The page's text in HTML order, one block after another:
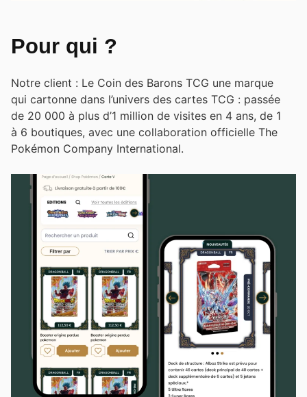
Pour qui ?
Notre client : Le Coin des Barons TCG une marque
qui cartonne dans l’univers des cartes TCG : passée
de 20 000 à plus d’1 million de visites en 4 ans, de 1
à 6 boutiques, avec une collaboration officielle The
Pokémon Company International.